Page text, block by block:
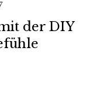
der DIY